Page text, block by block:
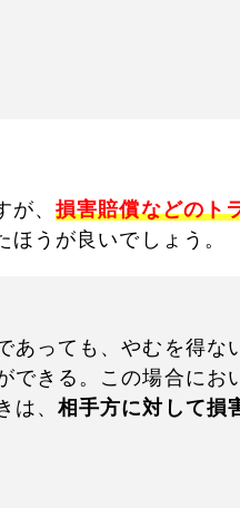
が、損害賠償などのト
うが良いでしょう。
あっても、やむを得な
できる。この場合にお
は、相手方に対して損